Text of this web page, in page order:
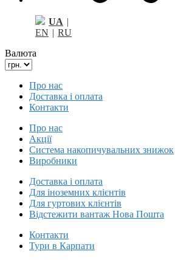
UA |
EN | RU
Валюта
Про нас
Доставка і оплата
Контакти
Про нас
Акції
Система накопичувальних знижок
Виробники
Доставка і оплата
Для іноземних клієнтів
Для гуртових клієнтів
Відстежити вантаж Нова Пошта
Контакти
Тури в Карпати